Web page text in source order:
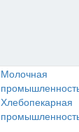
Молочная
Хлебопекарная